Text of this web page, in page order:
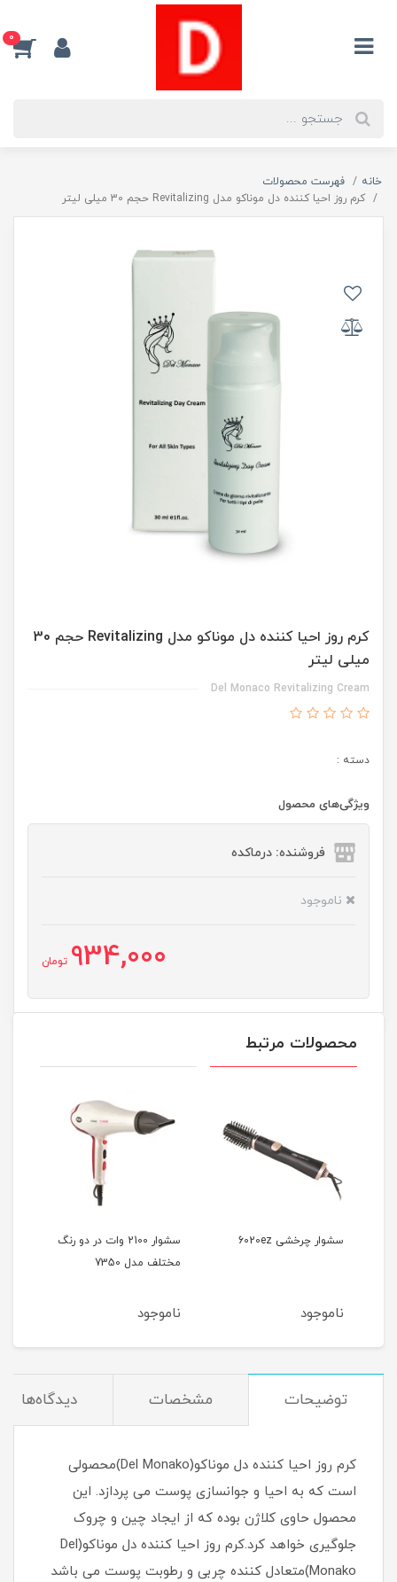
0
خانه
فهرست محصولات
کرم روز احیا کننده دل موناکو مدل Revitalizing حجم 30 میلی لیتر
کرم روز احیا کننده دل موناکو مدل Revitalizing حجم 30
میلی لیتر
Del Monaco Revitalizing Cream
دسته :
ویژگی‌های محصول
فروشنده: درماکده
ناموجود
934,000 تومان
محصولات مرتبط
سشوار چرخشی 6020ez
ناموجود
سشوار 2100 وات در دو رنگ
مختلف مدل 7350
ناموجود
توضیحات مشخصات دیدگاه‌ها
کرم روز احیا کننده دل موناکو(Del Monako)محصولی
است که به احیا و جوانسازی پوست می پردازد. این
محصول حاوی کلاژن بوده که از ایجاد چین و چروک
جلوگیری خواهد کرد.کرم روز احیا کننده دل موناکو(Del
Monako)متعادل کننده چربی و رطوبت پوست می باشد